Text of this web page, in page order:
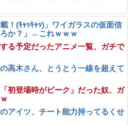
！(ｷｬｯｷｬｯ)」ワイガラスの仮面信
か？」←これｗｗｗ
る予定だったアニメ一覧、ガチで
高木さん、とうとう一線を超えて
初登場時がピーク」だった奴、ガ
アイツ、チート能力持ってるくせ